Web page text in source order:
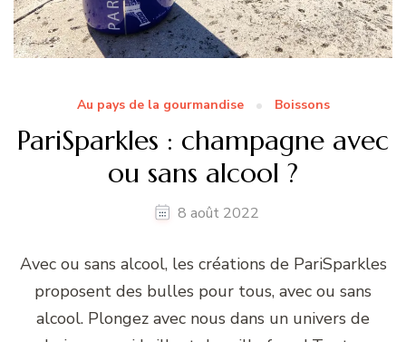
Au pays de la gourmandise Boissons
PariSparkles : champagne avec
ou sans alcool ?
8 août 2022
Avec ou sans alcool, les créations de PariSparkles
proposent des bulles pour tous, avec ou sans
alcool. Plongez avec nous dans un univers de